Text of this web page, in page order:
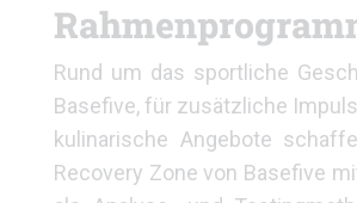
Rund um das sportliche
Basefive, für zusätzliche
kulinarische Angebote
Recovery Zone von Basefive